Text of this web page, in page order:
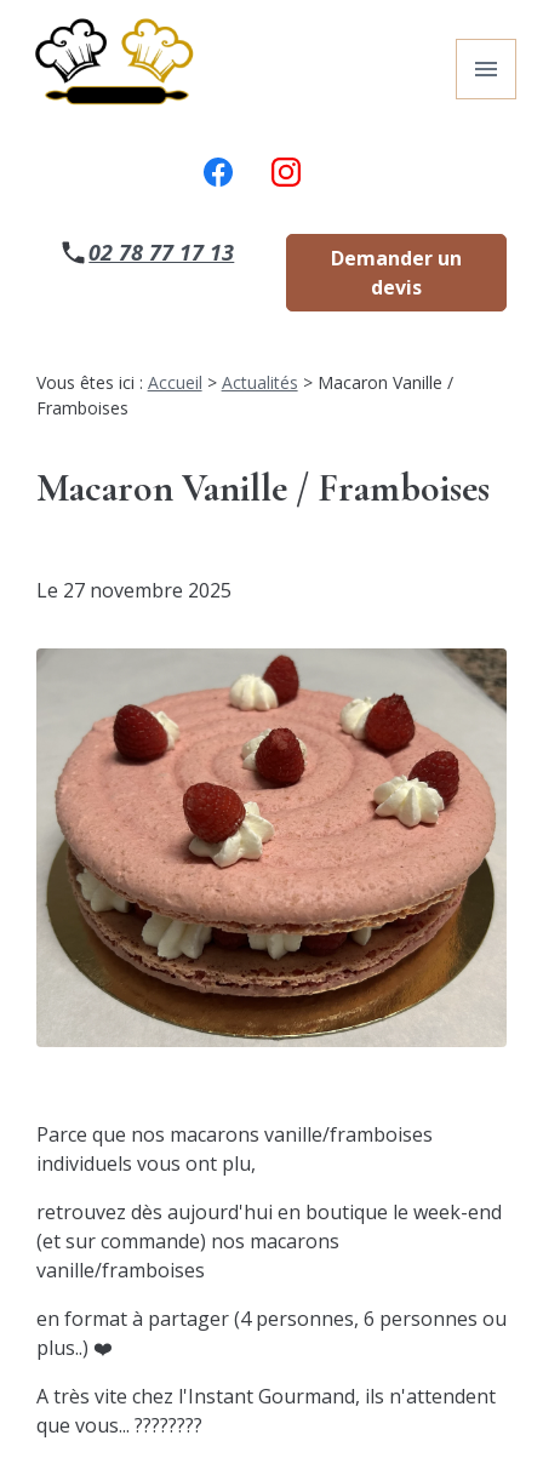
menu
02 78 77 17 13
Demander un
devis
Vous êtes ici : Accueil > Actualités > Macaron Vanille /
Framboises
Macaron Vanille / Framboises
Le 27 novembre 2025
Parce que nos macarons vanille/framboises
individuels vous ont plu,
retrouvez dès aujourd'hui en boutique le week-end
(et sur commande) nos macarons
vanille/framboises
en format à partager (4 personnes, 6 personnes ou
plus..) ❤️
A très vite chez l'Instant Gourmand, ils n'attendent
que vous... ????????
Panneau de gestion des cookies